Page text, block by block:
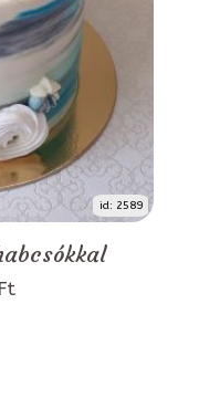
id: 2589